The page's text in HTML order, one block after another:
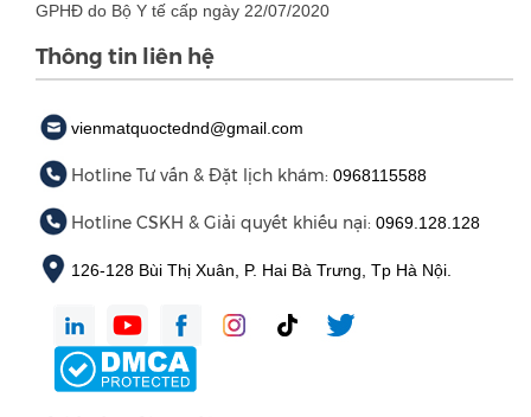
GPHĐ do Bộ Y tế cấp ngày 22/07/2020
Thông tin liên hệ
vienmatquoctednd@gmail.com
Hotline Tư vấn & Đặt lịch khám: 0968115588
Hotline CSKH & Giải quyết khiếu nại: 0969.128.128
126-128 Bùi Thị Xuân, P. Hai Bà Trưng, Tp Hà Nội.